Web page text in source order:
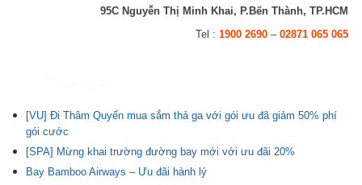
95C Nguyễn Thị Minh Khai, P.Bến Thành, TP.HCM
Tel : 1900 2690– 02871 065 065
[VU] Đi Thâm Quyến mua sắm thả ga với gói ưu đã giảm 50% phí
gói cước
[SPA] Mừng khai trường đường bay mới với ưu đãi 20%
Bay Bamboo Airways – Ưu đãi hành lý